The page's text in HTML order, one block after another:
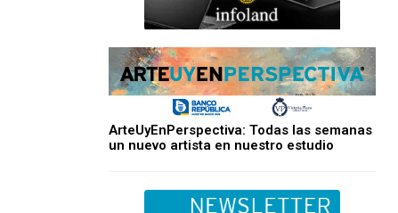
ArteUyEnPerspectiva: Todas las semanas
un nuevo artista en nuestro estudio